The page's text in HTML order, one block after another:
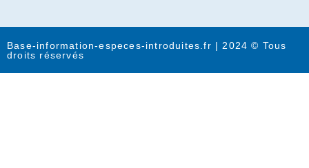
Base-information-especes-introduites.fr | 2024 © Tous
droits réservés